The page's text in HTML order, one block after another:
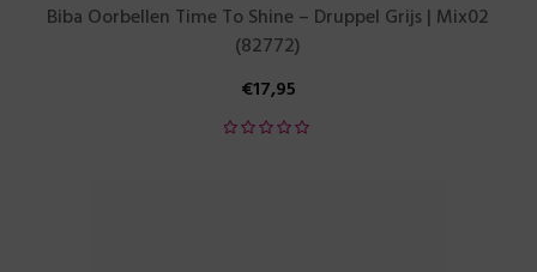
Biba Oorbellen Time To Shine – Druppel Grijs | Mix02
(82772)
€17,95